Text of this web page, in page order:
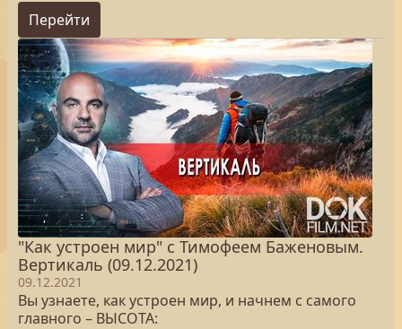
Перейти
"Как устроен мир" с Тимофеем Баженовым.
Вертикаль (09.12.2021)
09.12.2021
Вы узнаете, как устроен мир, и начнем с самого
главного – ВЫСОТА: